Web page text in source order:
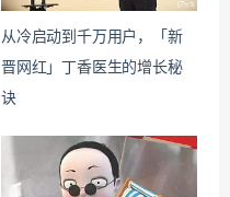
从冷启动到千万用户，「新
晋网红」丁香医生的增长秘
诀